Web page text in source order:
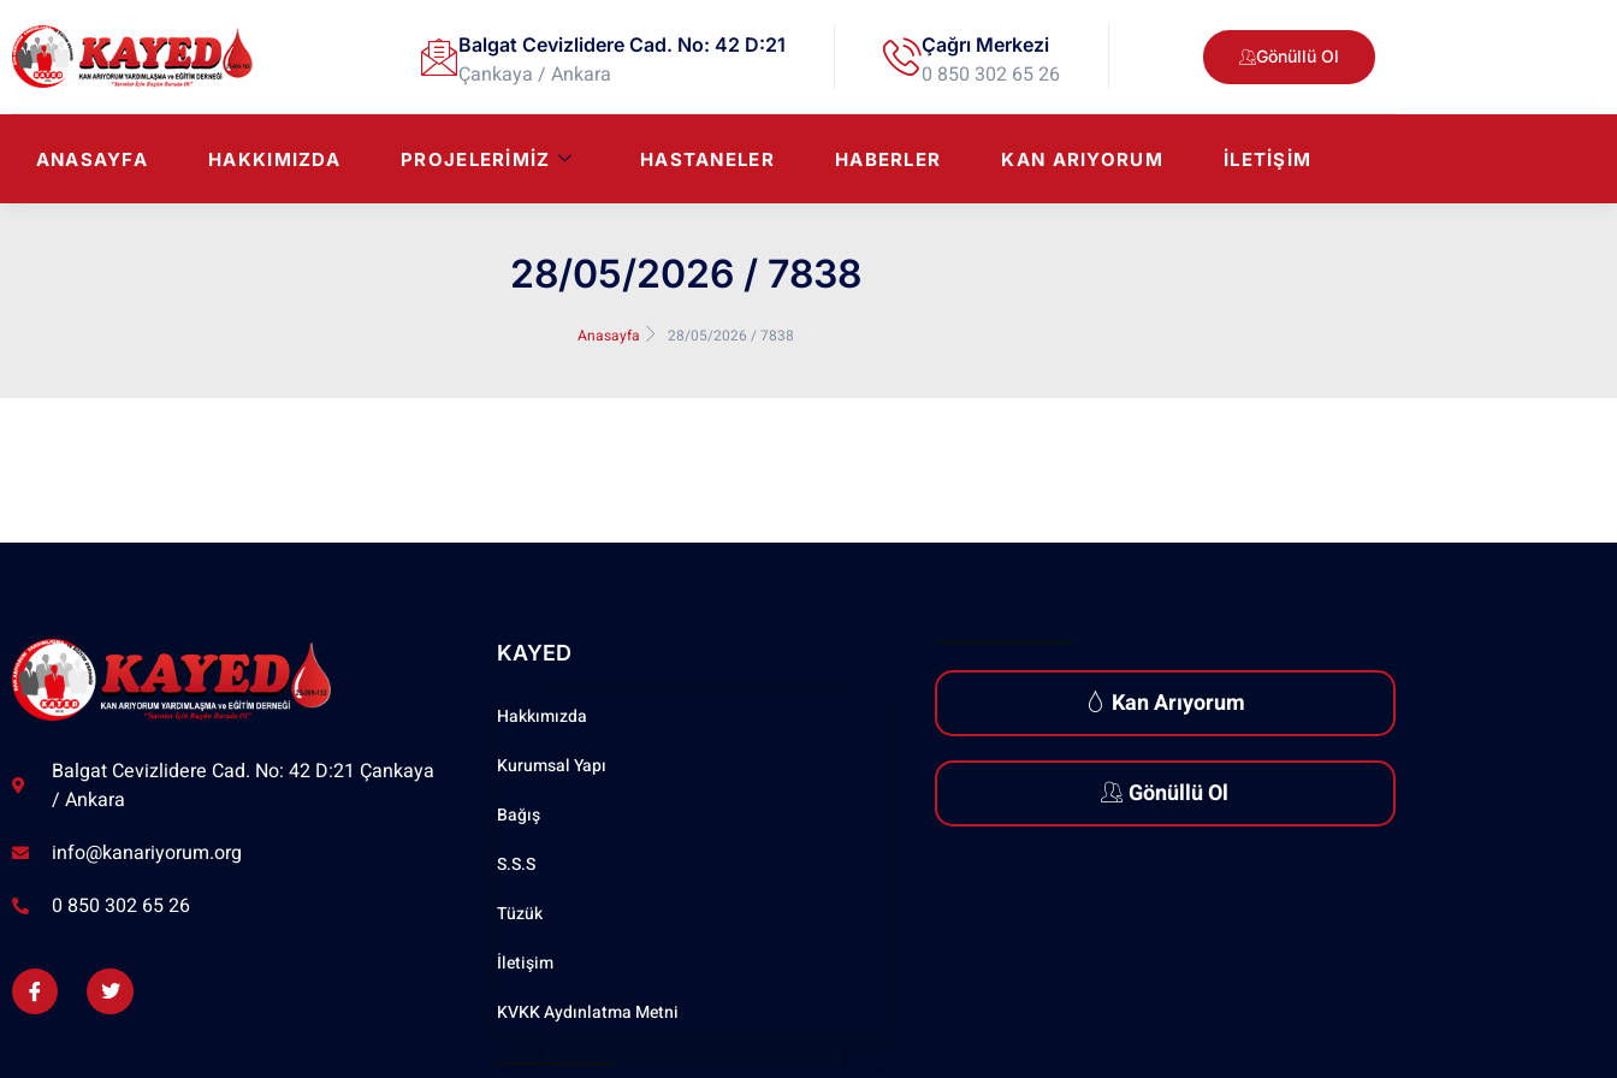
Balgat Cevizlidere Cad. No: 42 D:21
Çankaya / Ankara
Çağrı Merkezi
0 850 302 65 26
Gönüllü Ol
ANASAYFA HAKKIMIZDA PROJELERIMIZ HASTANELER HABERLER KAN ARIYORUM İLETIŞIM
28/05/2026 / 7838
Anasayfa 28/05/2026 / 7838
Balgat Cevizlidere Cad. No: 42 D:21 Çankaya
/ Ankara
info@kanariyorum.org
0 850 302 65 26
KAYED
Hakkımızda
Kurumsal Yapı
Bağış
S.S.S
Tüzük
İletişim
KVKK Aydınlatma Metni
Kan Arıyorum
Gönüllü Ol